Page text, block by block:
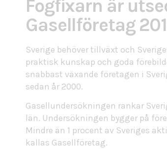
Fogfixarn är
Gasellföretag
Sverige behöver tillväxt och
praktisk kunskap och goda
snabbast växande företagen i
sedan år 2000.
Gasellundersökningen rankar
län. Undersökningen bygger på
Mindre än 1 procent av Sveriges
kallas Gasellföretag.